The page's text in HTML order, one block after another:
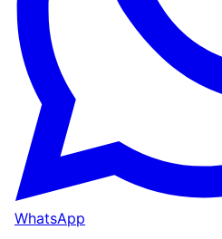
WhatsApp